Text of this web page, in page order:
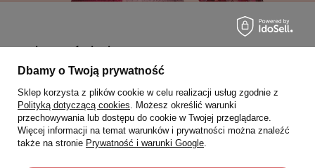
Moje zamówienia
Status zamówienia
Śledzenie przesyłki
Chcę zareklamować produkt
Chcę zwrócić produkt
Dbamy o Twoją prywatność
Sklep korzysta z plików cookie w celu realizacji usług zgodnie z
Polityką dotyczącą cookies. Możesz określić warunki
przechowywania lub dostępu do cookie w Twojej przeglądarce.
Więcej informacji na temat warunków i prywatności można znaleźć
także na stronie Prywatność i warunki Google.